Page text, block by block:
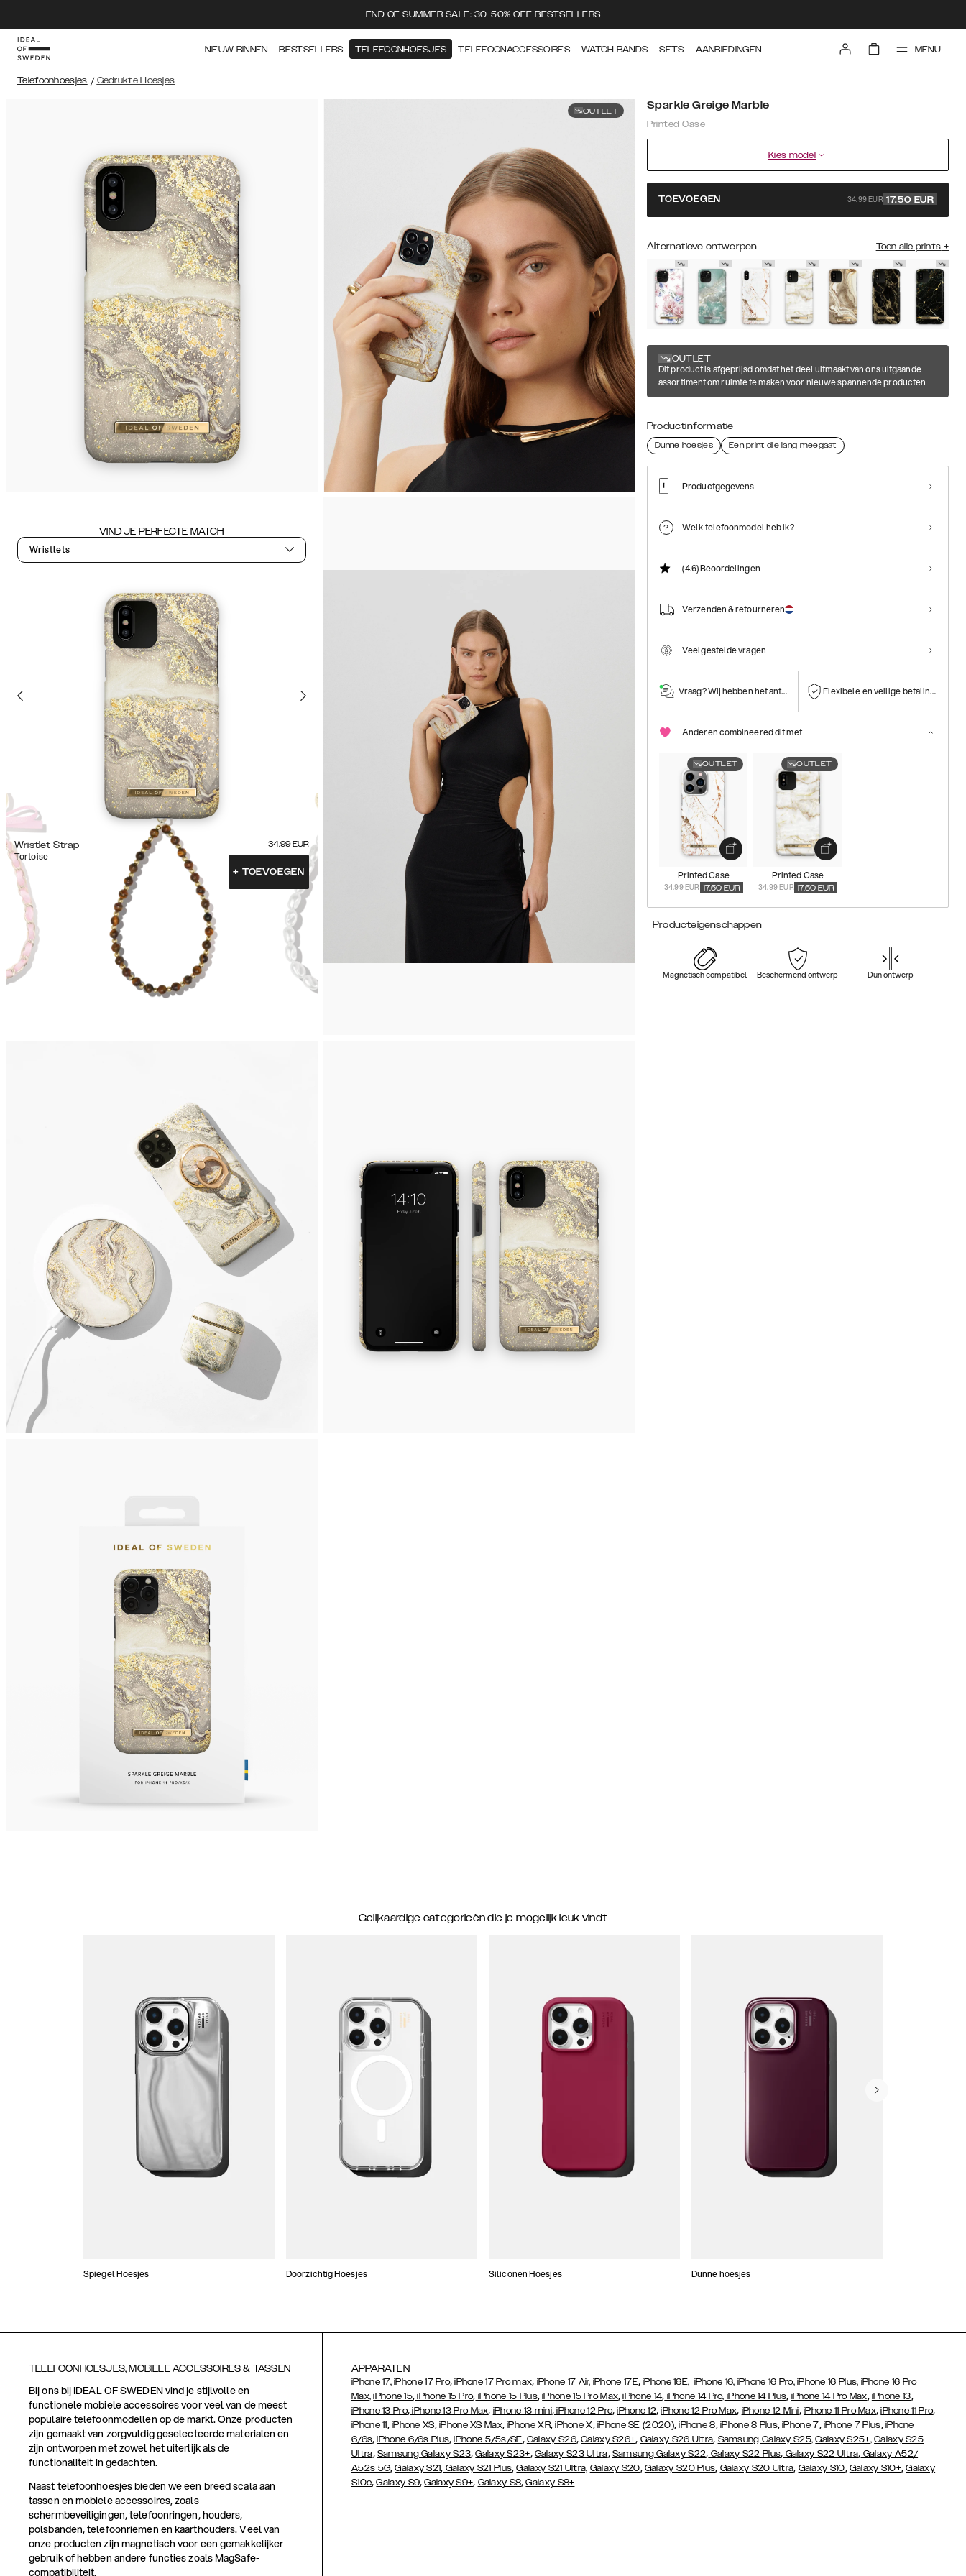
END OF SUMMER SALE: 30-50% OFF BESTSELLERS
NIEUW BINNEN BESTSELLERS TELEFOONHOESJES TELEFOONACCESSOIRES WATCH BANDS SETS AANBIEDINGEN MENU
Telefoonhoesjes / Gedrukte Hoesjes
OUTLET
VIND JE PERFECTE MATCH
Wristlets
Wristlet Strap
Tortoise
34.99 EUR
+ TOEVOEGEN
Sparkle Greige Marble
Printed Case
Kies model
TOEVOEGEN 34.99 EUR 17.50 EUR
Alternatieve ontwerpen Toon alle prints +
OUTLET
Dit product is afgeprijsd omdat het deel uitmaakt van ons uitgaande
assortiment om ruimte te maken voor nieuwe spannende producten
Productinformatie
Dunne hoesjes Een print die lang meegaat
Productgegevens
Welk telefoonmodel heb ik?
(4.6)Beoordelingen
Verzenden & retourneren
Veelgestelde vragen
Vraag? Wij hebben het antwoord! Flexibele en veilige betalingen
Anderen combineered dit met
OUTLET
Printed Case
34.99 EUR 17.50 EUR
OUTLET
Printed Case
34.99 EUR 17.50 EUR
Producteigenschappen
Magnetisch compatibel Beschermend ontwerp Dun ontwerp
Gelijkaardige categorieën die je mogelijk leuk vindt
Spiegel Hoesjes Doorzichtig Hoesjes Siliconen Hoesjes Dunne hoesjes
TELEFOONHOESJES, MOBIELE ACCESSOIRES & TASSEN
Bij ons bij IDEAL OF SWEDEN vind je stijlvolle en
functionele mobiele accessoires voor veel van de meest
populaire telefoonmodellen op de markt. Onze producten
zijn gemaakt van zorgvuldig geselecteerde materialen en
zijn ontworpen met zowel het uiterlijk als de
functionaliteit in gedachten.
Naast telefoonhoesjes bieden we een breed scala aan
tassen en mobiele accessoires, zoals
schermbeveiligingen, telefoonringen, houders,
polsbanden, telefoonriemen en kaarthouders. Veel van
onze producten zijn magnetisch voor een gemakkelijker
gebruik of hebben andere functies zoals MagSafe-
compatibiliteit.
APPARATEN
iPhone 17, iPhone 17 Pro,iPhone 17 Pro max, iPhone 17 Air, iPhone 17E,iPhone 16E, iPhone 16, iPhone 16 Pro, iPhone 16 Plus, iPhone 16 Pro
Max, iPhone 15, iPhone 15 Pro, iPhone 15 Plus,iPhone 15 Pro Max,iPhone 14, iPhone 14 Pro, iPhone 14 Plus, iPhone 14 Pro Max, iPhone 13,
iPhone 13 Pro, iPhone 13 Pro Max, iPhone 13 mini,iPhone 12 Pro,iPhone 12,iPhone 12 Pro Max, iPhone 12 Mini, iPhone 11 Pro Max,iPhone 11 Pro,
iPhone 11, iPhone XS,iPhone XS Max,iPhone XR,iPhone X,iPhone SE (2020),iPhone 8,iPhone 8 Plus,iPhone 7, iPhone 7 Plus, iPhone
6/6s,iPhone 6/6s Plus,iPhone 5/5s/SE, Galaxy S26,Galaxy S26+, Galaxy S26 Ultra, Samsung Galaxy S25, Galaxy S25+, Galaxy S25
Ultra, Samsung Galaxy S23,Galaxy S23+, Galaxy S23 Ultra, Samsung Galaxy S22, Galaxy S22 Plus, Galaxy S22 Ultra, Galaxy A52/
A52s 5G,Galaxy S21, Galaxy S21 Plus,Galaxy S21 Ultra, Galaxy S20, Galaxy S20 Plus, Galaxy S20 Ultra, Galaxy S10, Galaxy S10+,Galaxy
S10e,Galaxy S9,Galaxy S9+, Galaxy S8,Galaxy S8+